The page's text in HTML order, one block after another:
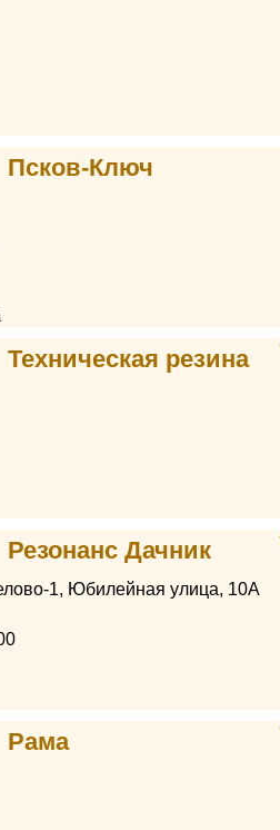
Псков-Ключ
Техническая резина
Резонанс Дачник
1, Юбилейная улица, 10А
Рама